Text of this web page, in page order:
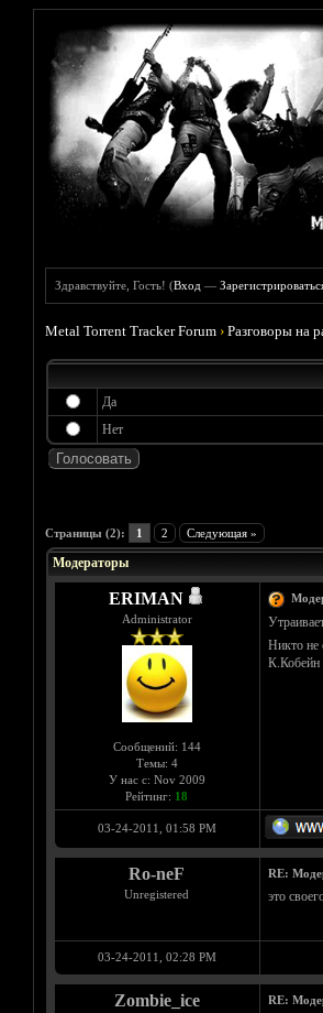
Здравствуйте, Гость! (Вход —
Metal Torrent Tracker Forum ›Разговоры на
Да
Нет
Страницы (2): 1 2 Следующая »Голосов: 2 -
1
2
3
4
5
Модераторы
ERIMAN
Administrator
Сообщений: 144
Темы: 4
У нас с: Nov 2009
Рейтинг: 18
Никто не
03-24-2011, 01:58 PM
Ro-neF
Unregistered
RE:
это
03-24-2011, 02:28 PM
Zombie_ice RE: